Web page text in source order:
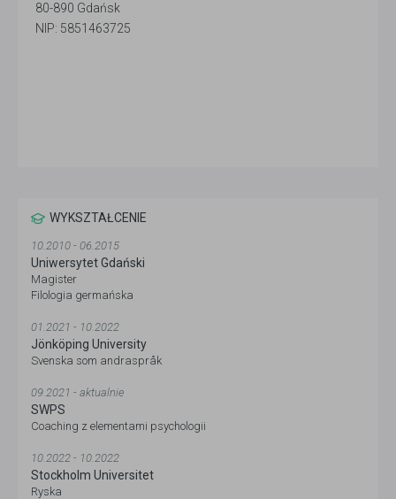
80-890 Gdańsk
NIP: 5851463725
WYKSZTAŁCENIE
10.2010 - 06.2015
Uniwersytet Gdański
Magister
Filologia germańska
01.2021 - 10.2022
Jönköping University
Svenska som andraspråk
09.2021 - aktualnie
SWPS
Coaching z elementami psychologii
10.2022 - 10.2022
Stockholm Universitet
Ryska